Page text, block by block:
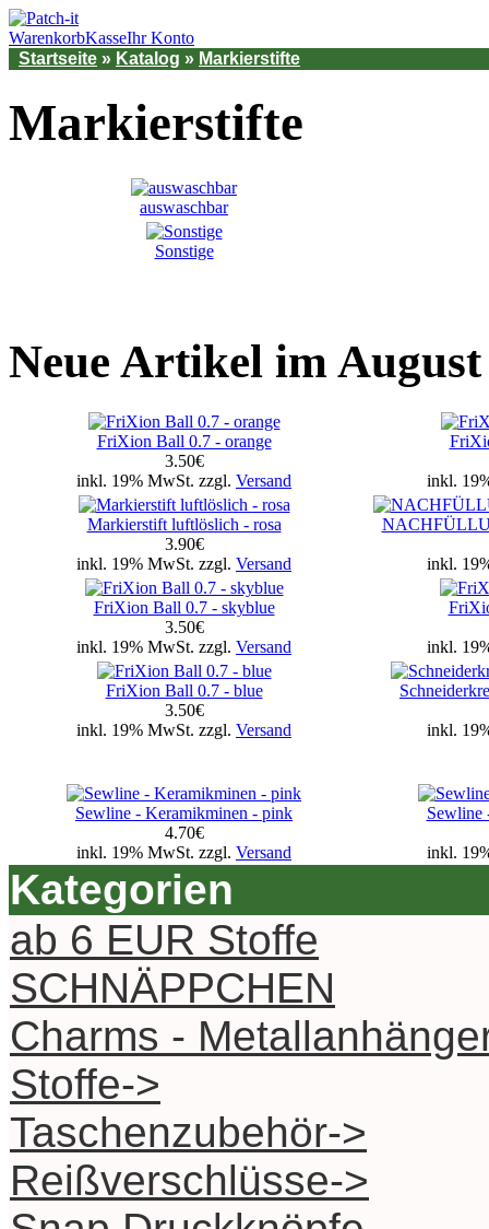
WarenkorbKasseIhr Konto
Startseite » Katalog » Markierstifte
Markierstifte
auswaschbar
Sonstige
Neue Artikel im August
FriXion Ball 0.7 - orange
3.50€
inkl. 19% MwSt. zzgl. Versand inkl.
Markierstift luftlöslich - rosa
3.90€
inkl. 19% MwSt. zzgl. Versand inkl.
FriXion Ball 0.7 - skyblue
3.50€
inkl. 19% MwSt. zzgl. Versand inkl.
FriXion Ball 0.7 - blue
3.50€
inkl. 19% MwSt. zzgl. Versand inkl.
Sewline - Keramikminen - pink
4.70€
inkl. 19% MwSt. zzgl. Versand
Sewline
inkl.
Kategorien
ab 6 EUR Stoffe
SCHNÄPPCHEN
Charms -
Stoffe->
Taschenzubehör->
Reißverschlüsse->